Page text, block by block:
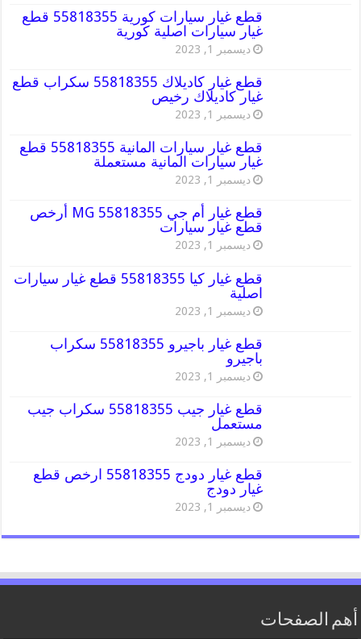
قطع غيار سيارات كورية 55818355 قطع
غيار سيارات اصلية كورية
ديسمبر 1, 2023
قطع غيار كاديلاك 55818355 سكراب قطع
غيار كاديلاك رخيص
ديسمبر 1, 2023
قطع غيار سيارات المانية 55818355 قطع
غيار سيارات المانية مستعملة
ديسمبر 1, 2023
قطع غيار أم جي MG 55818355 أرخص
قطع غيار سيارات
ديسمبر 1, 2023
قطع غيار كيا 55818355 قطع غيار سيارات
اصلية
ديسمبر 1, 2023
قطع غيار باجيرو 55818355 سكراب
باجيرو
ديسمبر 1, 2023
قطع غيار جيب 55818355 سكراب جيب
مستعمل
ديسمبر 1, 2023
قطع غيار دودج 55818355 ارخص قطع
غيار دودج
ديسمبر 1, 2023
أهم الصفحات